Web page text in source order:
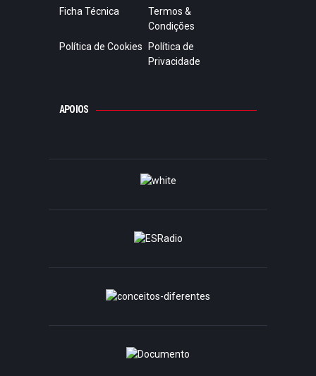
Ficha Técnica
Termos &
Condições
Política de Cookies
Política de
Privacidade
APOIOS